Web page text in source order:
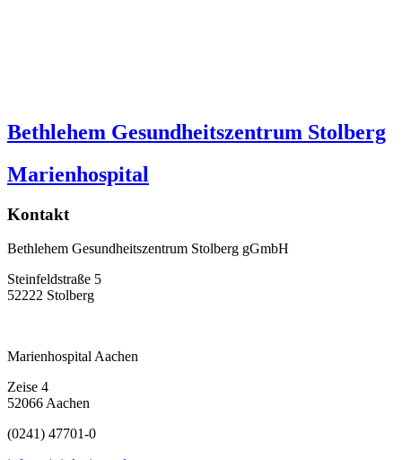
Bethlehem Gesundheitszentrum Stolberg
Marienhospital
Kontakt
Bethlehem Gesundheitszentrum Stolberg gGmbH
Steinfeldstraße 5
52222 Stolberg
Marienhospital Aachen
Zeise 4
52066 Aachen
(0241) 47701-0